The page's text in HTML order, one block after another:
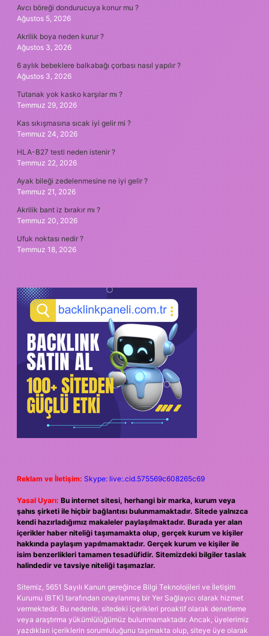
Avcı böreği dondurucuya konur mu ?
Ağustos 5, 2026
Akrilik boya neden kurur ?
Ağustos 3, 2026
6 aylık bebeklere balkabağı çorbası nasıl yapılır ?
Ağustos 3, 2026
Tutanak yok kasko karşılar mı ?
Temmuz 29, 2026
Kas sıkışmasına sıcak iyi gelir mi ?
Temmuz 24, 2026
HLA-B27 testi neden istenir ?
Temmuz 22, 2026
Ayak bileği zedelenmesine ne iyi gelir ?
Temmuz 21, 2026
Akrilik bant iz bırakır mı ?
Temmuz 20, 2026
Ufuk noktası nedir ?
Temmuz 18, 2026
Reklam ve İletişim: Skype: live:.cid.575569c608265c69
Yasal Uyarı: Bu internet sitesi, herhangi bir marka, kurum veya
şahıs şirketi ile hiçbir bağlantısı bulunmamaktadır. Sitede yalnızca
kendi hazırladığımız makaleler paylaşılmaktadır. Burada yer alan
içerikler haber niteliği taşımamakta olup, gerçek kurum ve kişiler
hakkında paylaşım yapılmamaktadır. Gerçek kurum ve kişiler ile
isim benzerlikleri tamamen tesadüfidir. Sitemizdeki bilgiler taslak
halindedir ve tavsiye niteliği taşımazlar.
Sitemiz, 5651 Sayılı Kanun gereğince Bilgi Teknolojileri ve İletişim
Kurumu (BTK) tarafından onaylanmış bir Yer Sağlayıcı olarak hizmet
vermektedir. Bu nedenle, sitedeki içerikleri proaktif olarak denetleme
veya araştırma yükümlülüğümüz bulunmamaktadır. Ancak, üyelerimiz
yazdıkları içeriklerin sorumluluğunu taşımakta olup, siteye üye olarak